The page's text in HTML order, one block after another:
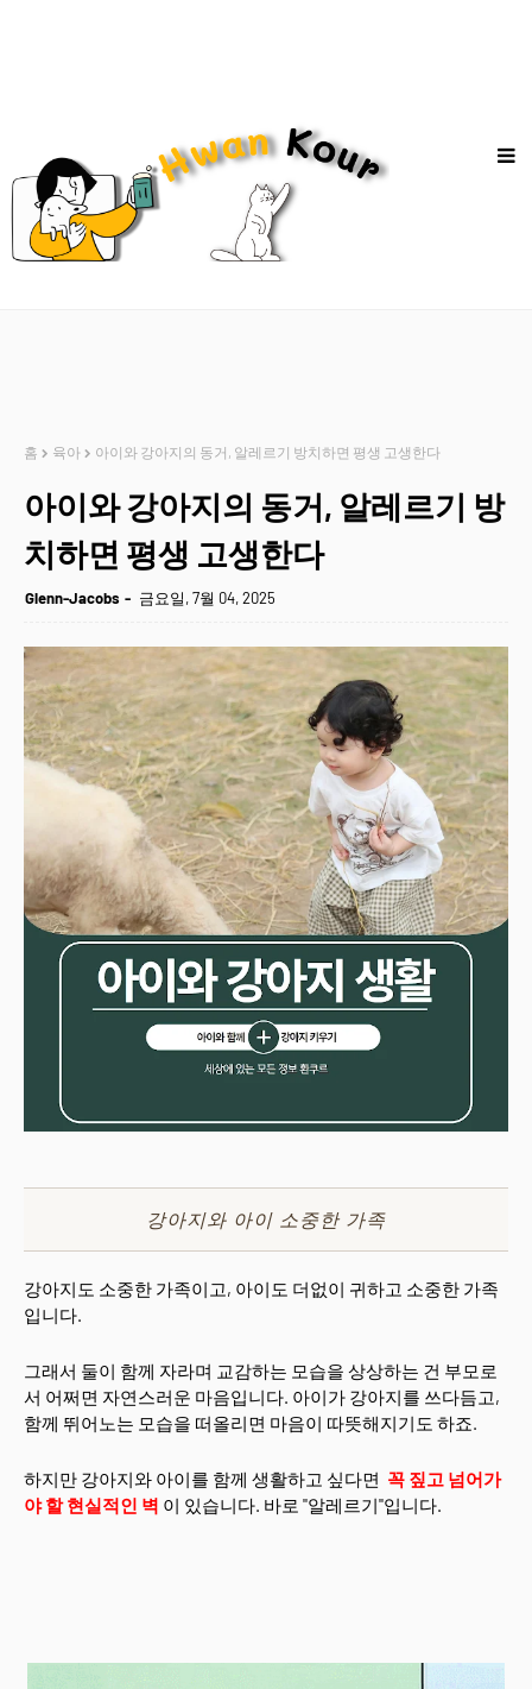
홈 육아 아이와 강아지의 동거, 알레르기 방치하면 평생 고생한다
아이와 강아지의 동거, 알레르기 방
치하면 평생 고생한다
Glenn-Jacobs 금요일, 7월 04, 2025
강아지와 아이 소중한 가족
강아지도 소중한 가족이고, 아이도 더없이 귀하고 소중한 가족
입니다.
그래서 둘이 함께 자라며 교감하는 모습을 상상하는 건 부모로
서 어쩌면 자연스러운 마음입니다. 아이가 강아지를 쓰다듬고,
함께 뛰어노는 모습을 떠올리면 마음이 따뜻해지기도 하죠.
하지만 강아지와 아이를 함께 생활하고 싶다면 꼭 짚고 넘어가
야 할 현실적인 벽 이 있습니다. 바로 "알레르기"입니다.